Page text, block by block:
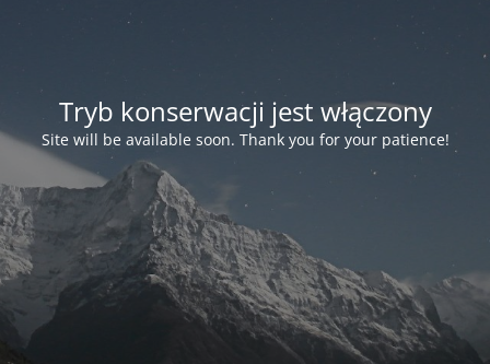
Tryb konserwacji jest włączony
Site will be available soon. Thank you for your patience!